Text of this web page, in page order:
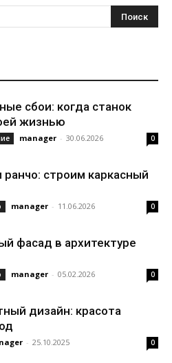
сбои: когда станок
жизнью
manager - 30.06.2026 0
строим каркасный
manager - 11.06.2026 0
фасад в архитектуре
manager - 05.02.2026 0
дизайн: красота
- 25.10.2025 0